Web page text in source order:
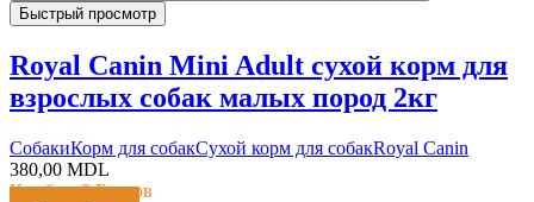
Быстрый просмотр
Royal Canin Mini Adult сухой корм для
взрослых собак малых пород 2кг
CобакиКорм для собакСухой корм для собакRoyal Canin
380,00 MDL
Кешбэк:8 Баллов